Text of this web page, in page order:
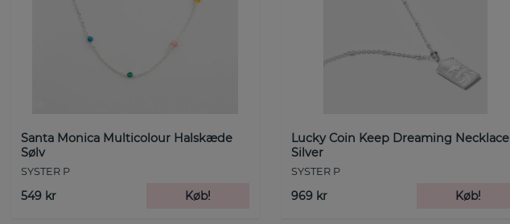
Santa Monica Multicolour Halskæde
Sølv
SYSTER P
549 kr Køb!
Lucky Coin Keep Dreaming Necklace
Silver
SYSTER P
969 kr Køb!